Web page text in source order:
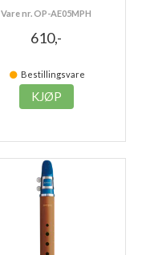
Vare nr. OP-AE05MPH
610,-
Bestillingsvare
KJØP